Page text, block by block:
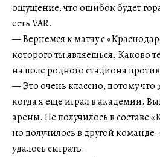
ощущение, что ошибок будет
есть VAR.
— Вернемся к матчу с
которого ты являешься. Каково
на поле родного стадиона
— Это очень классно, потому что
когда я еще играл в академии.
арены. Не получилось в составе
но получилось в другой команде.
удалось сыграть.